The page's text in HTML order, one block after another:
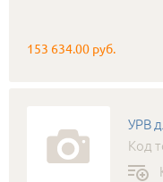
153 634.00 руб.
УРВ
Код